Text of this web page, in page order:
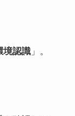
境認識」。